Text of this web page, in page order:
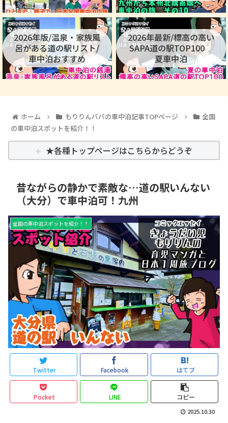
2026年版/温泉・家族風
呂がある道の駅リスト/
車中泊おすすめ
2026年最新/標高の高い
SAPA道の駅TOP100
夏車中泊
ホーム もりりんパパの車中泊記事TOPページ
全国
の車中泊スポットを紹介！！
★各種トップページはこちらからどうぞ
昔ながらの静かで素敵な…道の駅いんない
（大分）で車中泊可！九州
全国の車中泊スポットを紹介！！
Twitter Facebook はてブ
Pocket LINE コピー
2025.10.30